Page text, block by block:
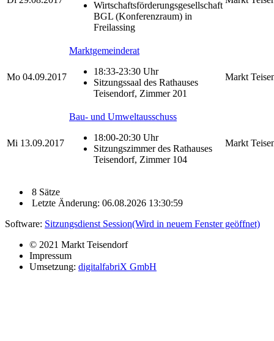
Wirtschaftsförderungsgesellschaft
BGL (Konferenzraum) in
Freilassing
Mo 04.09.2017
Marktgemeinderat
18:33-23:30 Uhr
Sitzungssaal des Rathauses
Teisendorf, Zimmer 201
Markt
Mi 13.09.2017
Bau- und Umweltausschuss
18:00-20:30 Uhr
Sitzungszimmer des Rathauses
Teisendorf, Zimmer 104
Markt
8 Sätze
Letzte Änderung: 06.08.2026 13:30:59
Software: Sitzungsdienst Session(Wird in neuem Fenster geöffnet)
© 2021 Markt Teisendorf
Impressum
Umsetzung: digitalfabriX GmbH